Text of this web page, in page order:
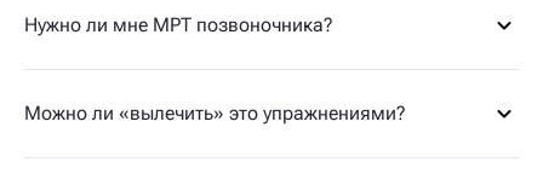
Нужно ли мне МРТ позвоночника?
Можно ли «вылечить» это упражнениями?